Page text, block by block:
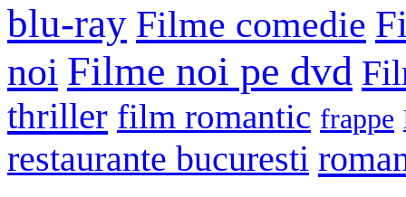
blu-ray Filme comedie
noi Filme noi pe dvd
thriller film romantic frappe
restaurante bucuresti